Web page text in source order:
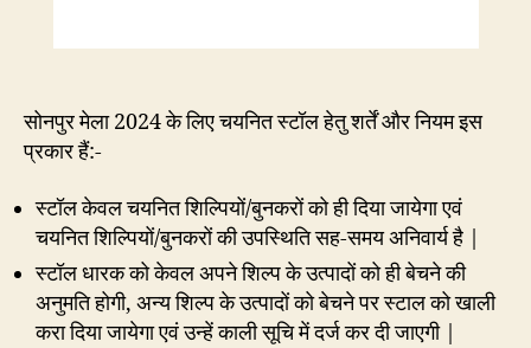
सोनपुर मेला 2024 के लिए चयनित स्टॉल हेतु शर्तें और नियम इस
प्रकार हैं:-
स्टॉल केवल चयनित शिल्पियों/बुनकरों को ही दिया जायेगा एवं
चयनित शिल्पियों/बुनकरों की उपस्थिति सह-समय अनिवार्य है |
स्टॉल धारक को केवल अपने शिल्प के उत्पादों को ही बेचने की
अनुमति होगी, अन्य शिल्प के उत्पादों को बेचने पर स्टाल को खाली
करा दिया जायेगा एवं उन्हें काली सूचि में दर्ज कर दी जाएगी |